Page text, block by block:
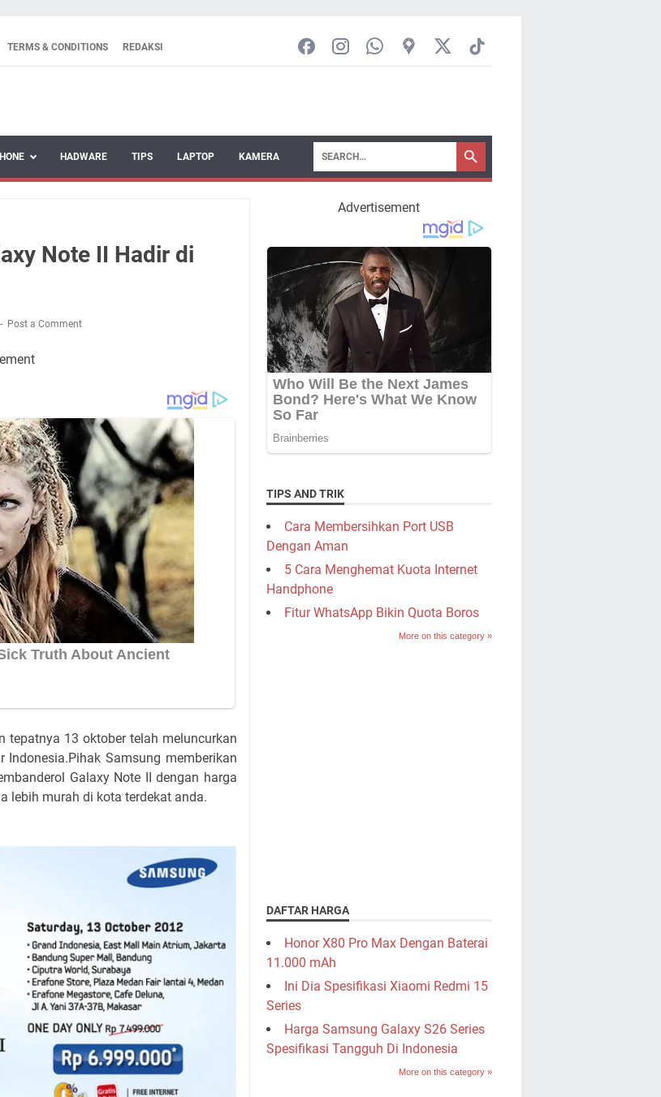
TERMS & CONDITIONS REDAKSI
HADWARE TIPS LAPTOP KAMERA
Note II Hadir di
Post a Comment
13 oktober telah meluncurkan
Samsung memberikan
Galaxy Note II dengan harga
lebih murah di kota terdekat anda.
Advertisement
TIPS AND TRIK
Cara Membersihkan Port USB
Dengan Aman
5 Cara Menghemat Kuota Internet
Handphone
Fitur WhatsApp Bikin Quota Boros
More on this category »
DAFTAR HARGA
Honor X80 Pro Max Dengan Baterai
11.000 mAh
Ini Dia Spesifikasi Xiaomi Redmi 15
Series
Harga Samsung Galaxy S26 Series
Spesifikasi Tangguh Di Indonesia
More on this category »